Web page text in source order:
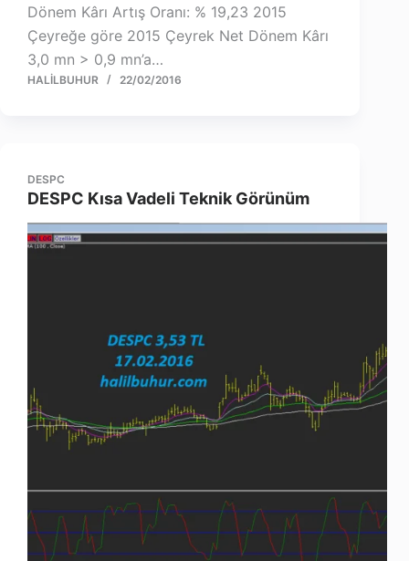
Dönem Kârı Artış Oranı: % 19,23 2015
Çeyreğe göre 2015 Çeyrek Net Dönem Kârı
3,0 mn > 0,9 mn’a…
HALILBUHUR 22/02/2016
DESPC
DESPC Kısa Vadeli Teknik Görünüm